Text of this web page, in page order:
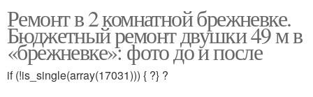
Ремонт в 2 комнатной брежневке.
Бюджетный ремонт двушки 49 м в
«брежневке»: фото до и после
if (!is_single(array(17031))) { ?} ?